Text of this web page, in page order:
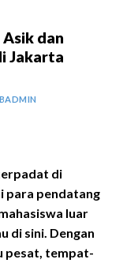
dan
Jakarta
di
para pendatang
luar
di sini. Dengan
pesat, tempat-